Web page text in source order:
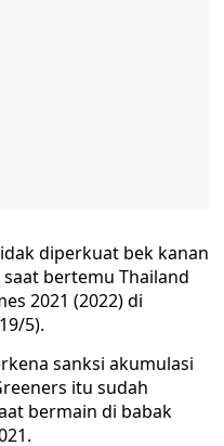
diperkuat bek kanan
bertemu Thailand
2021 (2022) di
5).
sanksi akumulasi
itu sudah
bermain di babak